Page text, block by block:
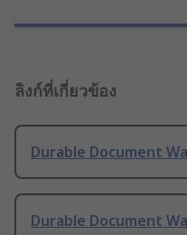
ลิงก์ที่เกี่ยวข้อง
Durable Document
Durable Document